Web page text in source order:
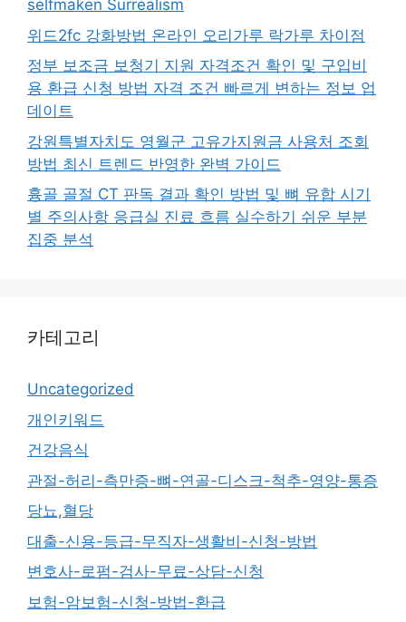
selfmaken Surrealism
위드2fc 강화방법 온라인 오리가루 락가루 차이점
정부 보조금 보청기 지원 자격조건 확인 및 구입비
용 환급 신청 방법 자격 조건 빠르게 변하는 정보 업
데이트
강원특별자치도 영월군 고유가지원금 사용처 조회
방법 최신 트렌드 반영한 완벽 가이드
흉골 골절 CT 판독 결과 확인 방법 및 뼈 유합 시기
별 주의사항 응급실 진료 흐름 실수하기 쉬운 부분
집중 분석
카테고리
Uncategorized
개인키워드
건강음식
관절-허리-측만증-뼈-연골-디스크-척추-영양-통증
당뇨,혈당
대출-신용-등급-무직자-생활비-신청-방법
변호사-로펌-검사-무료-상담-신청
보험-암보험-신청-방법-환급